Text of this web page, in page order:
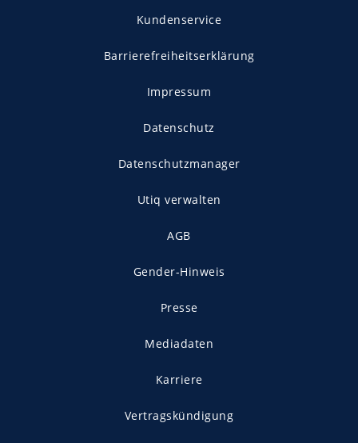
Kundenservice
Barrierefreiheitserklärung
Impressum
Datenschutz
Datenschutzmanager
Utiq verwalten
AGB
Gender-Hinweis
Presse
Mediadaten
Karriere
Vertragskündigung